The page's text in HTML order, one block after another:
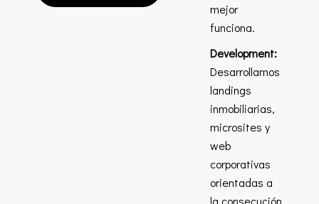
mejor
funciona.
Development:
Desarrollamos
landings
inmobiliarias,
microsites y
web
corporativas
orientadas a
la consecución